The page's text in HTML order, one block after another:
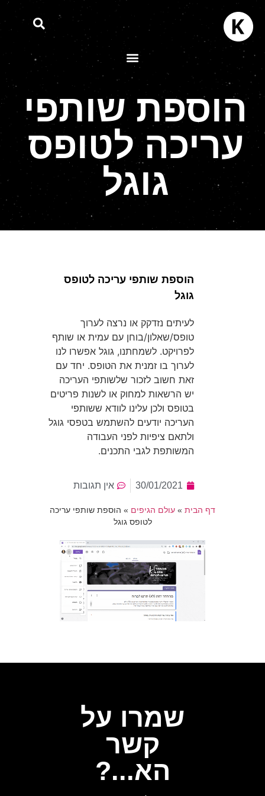
הוספת שותפי
עריכה לטופס
גוגל
הוספת שותפי עריכה לטופס
גוגל
לעיתים נזדקק או נרצה לערוך
טופס/שאלון/בוחן עם עמית או שותף
לפרויקט. לשמחתנו, גוגל אפשרו לנו
לערוך בו זמנית את הטופס. יחד עם
זאת חשוב לזכור שלשותפי העריכה
יש הרשאות למחוק או לשנות פריטים
בטופס ולכן עלינו לוודא ששותפי
העריכה יודעים להשתמש בטפסי גוגל
ולתאם ציפיות לפני העבודה
המשותפת לגבי התכנים.
30/01/2021 אין תגובות
דף הבית»עולם הגיפים»הוספת שותפי עריכה
לטופס גוגל
שמרו על
קשר
הא...?